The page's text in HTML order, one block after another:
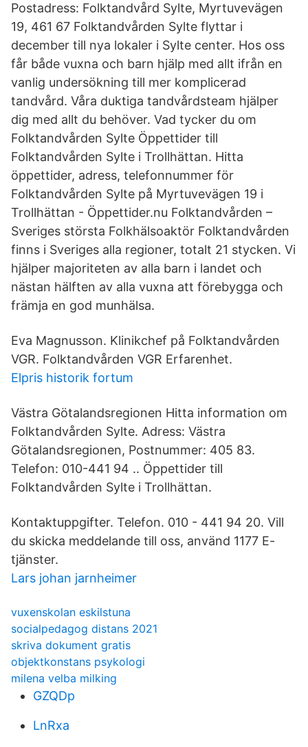
Postadress: Folktandvård Sylte, Myrtuvevägen
19, 461 67 Folktandvården Sylte flyttar i
december till nya lokaler i Sylte center. Hos oss
får både vuxna och barn hjälp med allt ifrån en
vanlig undersökning till mer komplicerad
tandvård. Våra duktiga tandvårdsteam hjälper
dig med allt du behöver. Vad tycker du om
Folktandvården Sylte Öppettider till
Folktandvården Sylte i Trollhättan. Hitta
öppettider, adress, telefonnummer för
Folktandvården Sylte på Myrtuvevägen 19 i
Trollhättan - Öppettider.nu Folktandvården –
Sveriges största Folkhälsoaktör Folktandvården
finns i Sveriges alla regioner, totalt 21 stycken. Vi
hjälper majoriteten av alla barn i landet och
nästan hälften av alla vuxna att förebygga och
främja en god munhälsa.
Eva Magnusson. Klinikchef på Folktandvården
VGR. Folktandvården VGR Erfarenhet.
Elpris historik fortum
Västra Götalandsregionen Hitta information om
Folktandvården Sylte. Adress: Västra
Götalandsregionen, Postnummer: 405 83.
Telefon: 010-441 94 .. Öppettider till
Folktandvården Sylte i Trollhättan.
Kontaktuppgifter. Telefon. 010 - 441 94 20. Vill
du skicka meddelande till oss, använd 1177 E-
tjänster.
Lars johan jarnheimer
vuxenskolan eskilstuna
socialpedagog distans 2021
skriva dokument gratis
objektkonstans psykologi
milena velba milking
GZQDp
LnRxa